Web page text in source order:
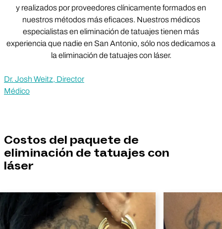
y realizados por proveedores clínicamente formados en
nuestros métodos más eficaces. Nuestros médicos
especialistas en eliminación de tatuajes tienen más
experiencia que nadie en San Antonio, sólo nos dedicamos a
la eliminación de tatuajes con láser.
Dr. Josh Weitz, Director
Médico
Costos del paquete de
eliminación de tatuajes con
láser